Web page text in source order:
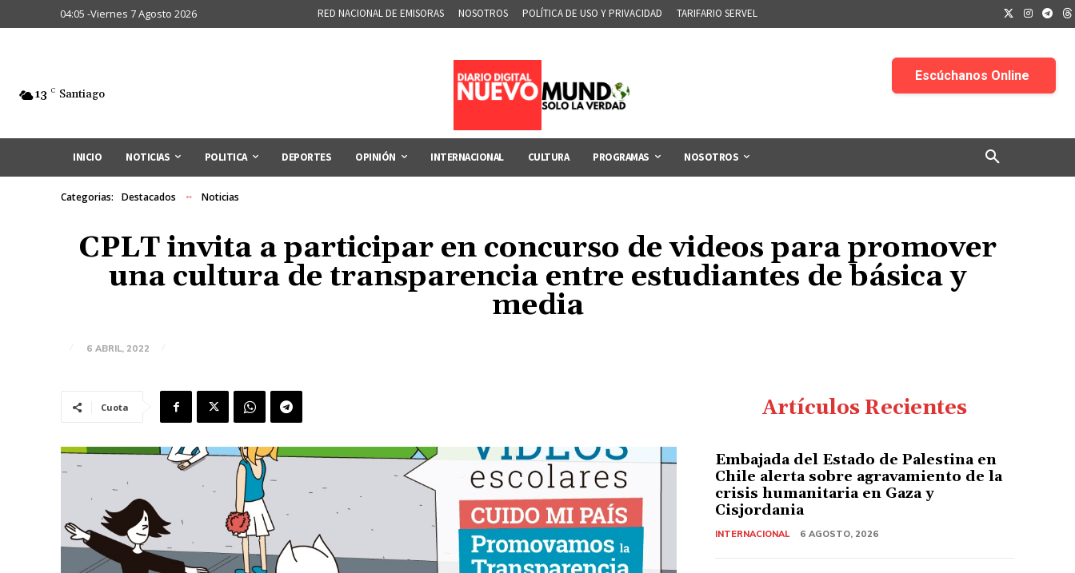
04:05 -Viernes 7 Agosto 2026 RED NACIONAL DE EMISORAS NOSOTROS POLÍTICA DE USO Y PRIVACIDAD TARIFARIO SERVEL
13 C Santiago
INICIO NOTICIAS POLITICA DEPORTES OPINIÓN INTERNACIONAL CULTURA PROGRAMAS NOSOTROS
Categorias: Destacados Noticias
CPLT invita a participar en concurso de videos para promover
una cultura de transparencia entre estudiantes de básica y
media
6 ABRIL, 2022
Cuota Artículos Recientes
Embajada del Estado de Palestina en
Chile alerta sobre agravamiento de la
crisis humanitaria en Gaza y
Cisjordania
INTERNACIONAL 6 AGOSTO, 2026